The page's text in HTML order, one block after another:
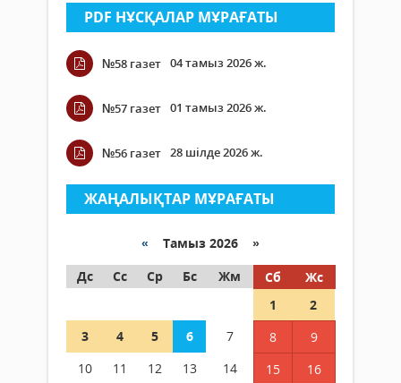
PDF НҰСҚАЛАР МҰРАҒАТЫ
№58 газет 04 тамыз 2026 ж.
№57 газет 01 тамыз 2026 ж.
№56 газет 28 шілде 2026 ж.
ЖАҢАЛЫҚТАР МҰРАҒАТЫ
« Тамыз 2026 »
Дс
Сс Ср Бс Жм Сб
Жс
1
2
3
4 5 6 7 8
9
10
11 12 13 14 15
16